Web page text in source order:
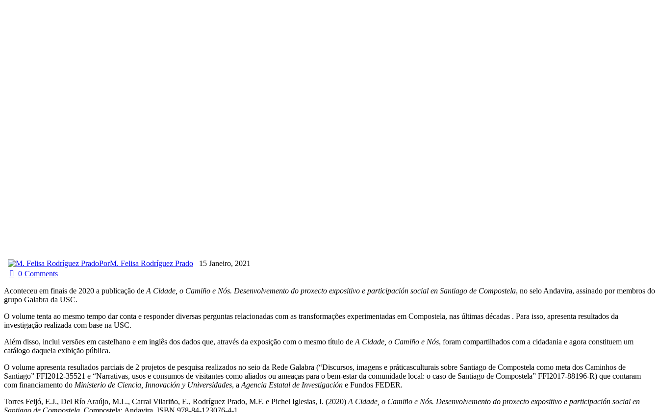
PorM. Felisa Rodríguez Prado
15 Janeiro, 2021
0 Comments
Aconteceu em finais de 2020 a publicação de A Cidade, o Camiño e Nós. Desenvolvemento do proxecto expositivo e participación social en Santiago de Compostela, no selo Andavira, assinado por membros do
grupo Galabra da USC.
O volume tenta ao mesmo tempo dar conta e responder diversas perguntas relacionadas com as transformações experimentadas em Compostela, nas últimas décadas . Para isso, apresenta resultados da
investigação realizada com base na USC.
Além disso, inclui versões em castelhano e em inglês dos dados que, através da exposição com o mesmo título de A Cidade, o Camiño e Nós, foram compartilhados com a cidadania e agora constituem um
catálogo daquela exibição pública.
O volume apresenta resultados parciais de 2 projetos de pesquisa realizados no seio da Rede Galabra (“Discursos, imagens e práticasculturais sobre Santiago de Compostela como meta dos Caminhos de
Santiago” FFI2012-35521 e “Narrativas, usos e consumos de visitantes como aliados ou ameaças para o bem-estar da comunidade local: o caso de Santiago de Compostela” FFI2017-88196-R) que contaram
com financiamento do Ministerio de Ciencia, Innovación y Universidades, a Agencia Estatal de Investigación e Fundos FEDER.
Torres Feijó, E.J., Del Río Araújo, M.L., Carral Vilariño, E., Rodríguez Prado, M.F. e Pichel Iglesias, I. (2020) A Cidade, o Camiño e Nós. Desenvolvemento do proxecto expositivo e participación social en